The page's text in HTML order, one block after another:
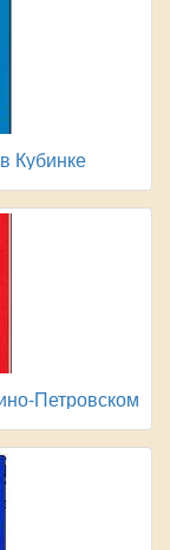
Кубинке
Петровском